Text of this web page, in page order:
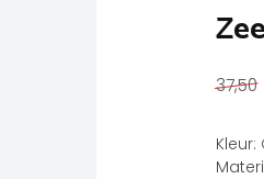
37,50
Kleur: